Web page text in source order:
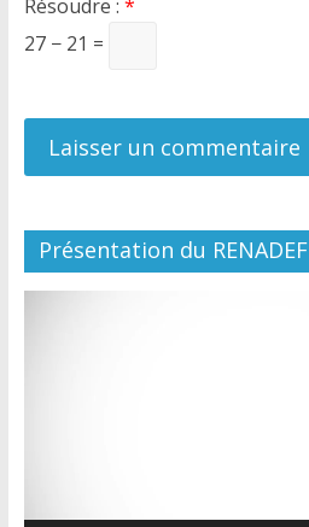
Résoudre : *
27 − 21 =
Présentation du RENADEF